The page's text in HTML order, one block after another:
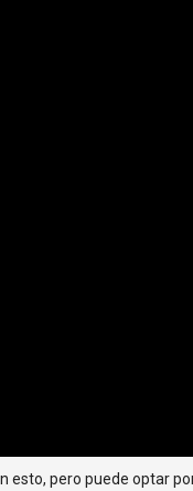
pero puede optar